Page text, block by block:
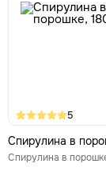
5
Спирулина в
Спирулина в